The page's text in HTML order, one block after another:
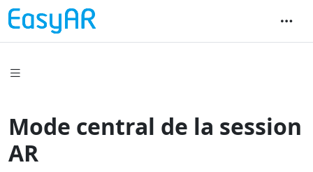
Mode central de la session
AR